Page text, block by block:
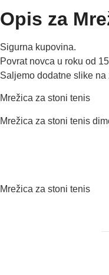
Opis za
Sigurna kupovina.
Povrat novca u roku od
Saljemo dodatne slike na
Mrežica za stoni tenis
Mrežica za stoni tenis
Mrežica za stoni tenis